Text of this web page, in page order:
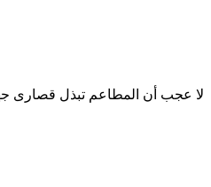
لا عجب أن المطاعم تبذل قصارى